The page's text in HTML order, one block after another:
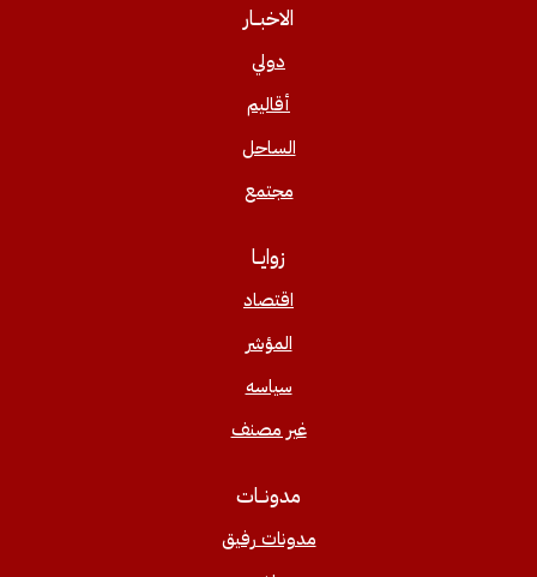
الاخبــار
دولي
أقاليم
الساحل
مجتمع
زوايــا
اقتصاد
المؤشر
سياسه
غير مصنف
مدونــات
مدونات رفيق